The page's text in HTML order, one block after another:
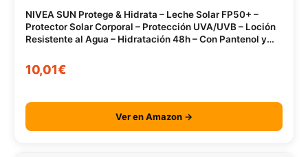
NIVEA SUN Protege & Hidrata – Leche Solar FP50+ –
Protector Solar Corporal – Protección UVA/UVB – Loción
Resistente al Agua – Hidratación 48h – Con Pantenol y
10,01€
Ver en Amazon →